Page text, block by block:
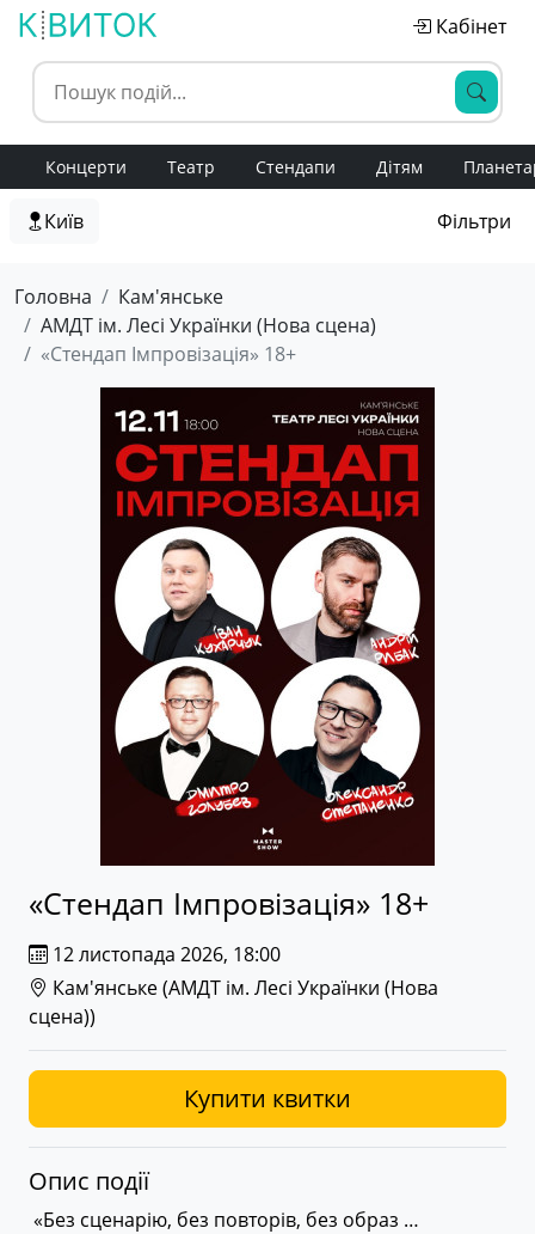
Кабінет
Концерти Театр Стендапи Дітям
Київ Фільтри
Головна
Кам'янське
АМДТ ім. Лесі Українки (Нова сцена)
«Стендап Імпровізація» 18+
«Стендап Імпровізація» 18+
12 листопада 2026, 18:00
Кам'янське (АМДТ ім. Лесі Українки (Нова
сцена))
Купити квитки
Опис події
«Без сценарію, без повторів, без образ …